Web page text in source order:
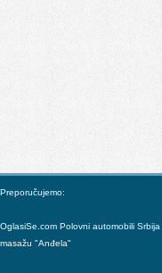
Preporučujemo:
OglasiSe.com Polovni automobili Srbija
masažu "Anđela"